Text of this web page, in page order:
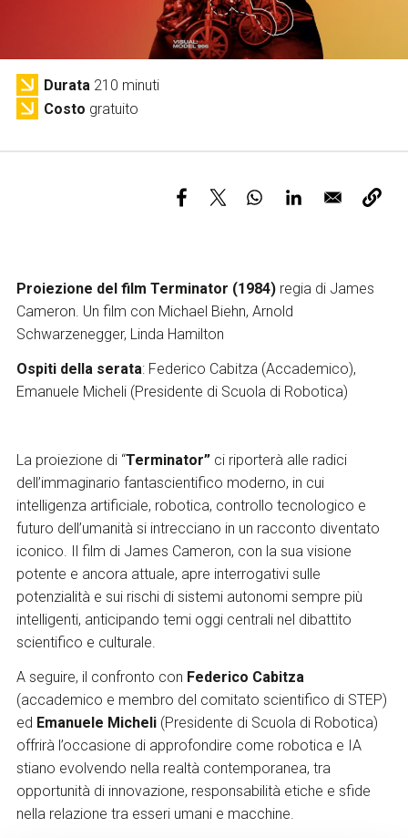
Servizi e accessibilità
Biglietti
Durata 210 minuti
Costo gratuito
Proiezione del film Terminator (1984)regia di James
Cameron. Un film con Michael Biehn, Arnold
Schwarzenegger, Linda Hamilton
Ospiti della serata: Federico Cabitza (Accademico),
Emanuele Micheli (Presidente di Scuola di Robotica)
La proiezione di “Terminator”ci riporterà alle radici
dell’immaginario fantascientifico moderno, in cui
intelligenza artificiale, robotica, controllo tecnologico e
futuro dell’umanità si intrecciano in un racconto diventato
iconico. Il film di James Cameron, con la sua visione
potente e ancora attuale, apre interrogativi sulle
potenzialità e sui rischi di sistemi autonomi sempre più
intelligenti, anticipando temi oggi centrali nel dibattito
scientifico e culturale.
A seguire, il confronto con Federico Cabitza
(accademico e membro del comitato scientifico di STEP)
ed Emanuele Micheli(Presidente di Scuola di Robotica)
offrirà l’occasione di approfondire come robotica e IA
stiano evolvendo nella realtà contemporanea, tra
opportunità di innovazione, responsabilità etiche e sfide
nella relazione tra esseri umani e macchine.